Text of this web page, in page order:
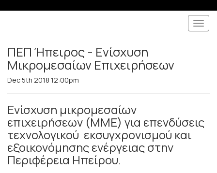
ΠΕΠ Ήπειρος - Ενίσχυση
Μικρομεσαίων Επιχειρήσεων
Dec 5th 2018 12:00pm
Ενίσχυση μικρομεσαίων
επιχειρήσεων (ΜΜΕ) για επενδύσεις
τεχνολογικού εκσυγχρονισμού και
εξοικονόμησης ενέργειας στην
Περιφέρεια Ηπείρου.